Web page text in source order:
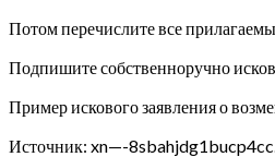
Потом перечислите все
Подпишите собственноручно
Пример искового заявления о
Источник: xn—-